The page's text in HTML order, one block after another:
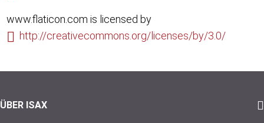
www.flaticon.com is licensed by
http://creativecommons.org/licenses/by/3.0/
ÜBER ISAX